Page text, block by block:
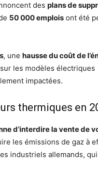
des plans de
50 000 emplois ont été
, une hausse du coût de
sur les modèles électriques
impactées.
thermiques en
d’interdire la vente de
les émissions de gaz à
industriels allemands,